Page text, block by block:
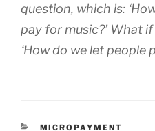
question, which is:
pay for music?’ What
‘How do we let people
CATEGORIES
MICROPAYMENT